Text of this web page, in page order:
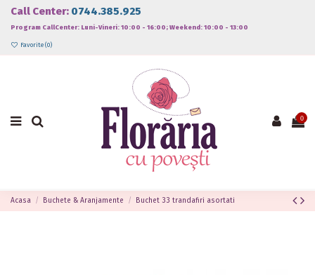
Call Center: 0744.385.925
Program CallCenter: Luni-Vineri: 10:00 - 16:00; Weekend: 10:00 - 13:00
Favorite (0)
0
Acasa Buchete & Aranjamente Buchet 33 trandafiri asortati